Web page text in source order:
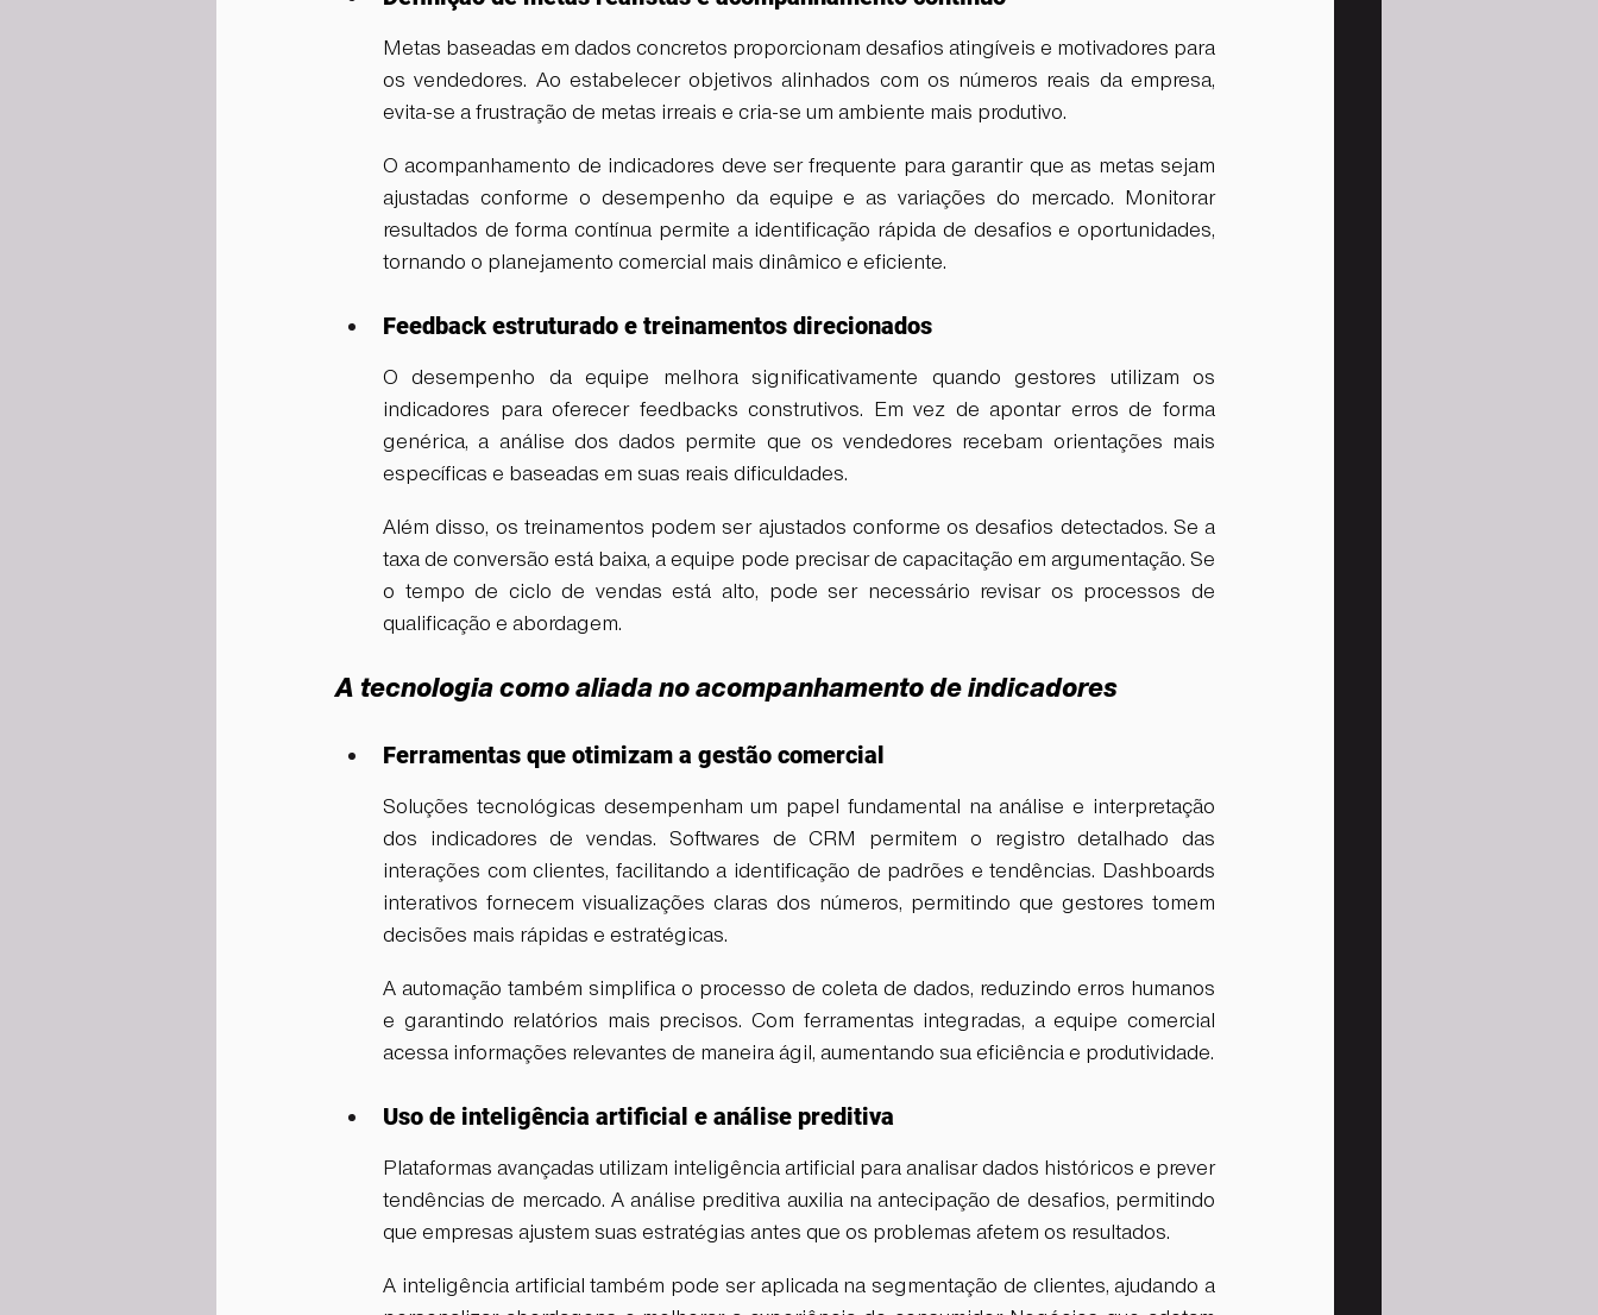
Metas baseadas em dados concretos proporcionam desafios atingíveis e motivadores para
os vendedores. Ao estabelecer objetivos alinhados com os números reais da empresa,
evita-se a frustração de metas irreais e cria-se um ambiente mais produtivo.
O acompanhamento de indicadores deve ser frequente para garantir que as metas sejam
ajustadas conforme o desempenho da equipe e as variações do mercado. Monitorar
resultados de forma contínua permite a identificação rápida de desafios e oportunidades,
tornando o planejamento comercial mais dinâmico e eficiente.
Feedback estruturado e treinamentos direcionados
O desempenho da equipe melhora significativamente quando gestores utilizam os
indicadores para oferecer feedbacks construtivos. Em vez de apontar erros de forma
genérica, a análise dos dados permite que os vendedores recebam orientações mais
específicas e baseadas em suas reais dificuldades.
Além disso, os treinamentos podem ser ajustados conforme os desafios detectados. Se a
taxa de conversão está baixa, a equipe pode precisar de capacitação em argumentação. Se
o tempo de ciclo de vendas está alto, pode ser necessário revisar os processos de
qualificação e abordagem.
A tecnologia como aliada no acompanhamento de indicadores
Ferramentas que otimizam a gestão comercial
Soluções tecnológicas desempenham um papel fundamental na análise e interpretação
dos indicadores de vendas. Softwares de CRM permitem o registro detalhado das
interações com clientes, facilitando a identificação de padrões e tendências. Dashboards
interativos fornecem visualizações claras dos números, permitindo que gestores tomem
decisões mais rápidas e estratégicas.
A automação também simplifica o processo de coleta de dados, reduzindo erros humanos
e garantindo relatórios mais precisos. Com ferramentas integradas, a equipe comercial
acessa informações relevantes de maneira ágil, aumentando sua eficiência e produtividade.
Uso de inteligência artificial e análise preditiva
Plataformas avançadas utilizam inteligência artificial para analisar dados históricos e prever
tendências de mercado. A análise preditiva auxilia na antecipação de desafios, permitindo
que empresas ajustem suas estratégias antes que os problemas afetem os resultados.
A inteligência artificial também pode ser aplicada na segmentação de clientes, ajudando a